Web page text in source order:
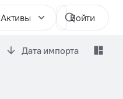
Активы Войти
Дата импорта